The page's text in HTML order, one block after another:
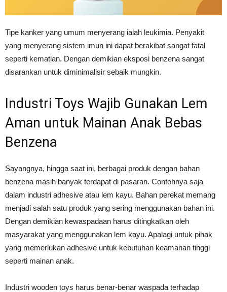
Tipe kanker yang umum menyerang ialah leukimia. Penyakit
yang menyerang sistem imun ini dapat berakibat sangat fatal
seperti kematian. Dengan demikian eksposi benzena sangat
disarankan untuk diminimalisir sebaik mungkin.
Industri Toys Wajib Gunakan Lem
Aman untuk Mainan Anak Bebas
Benzena
Sayangnya, hingga saat ini, berbagai produk dengan bahan
benzena masih banyak terdapat di pasaran. Contohnya saja
dalam industri adhesive atau lem kayu. Bahan perekat memang
menjadi salah satu produk yang sering menggunakan bahan ini.
Dengan demikian kewaspadaan harus ditingkatkan oleh
masyarakat yang menggunakan lem kayu. Apalagi untuk pihak
yang memerlukan adhesive untuk kebutuhan keamanan tinggi
seperti mainan anak.
Industri wooden toys harus benar-benar waspada terhadap